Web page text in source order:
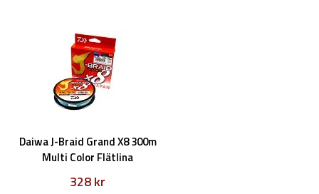
Daiwa J-Braid Grand X8 300m
Multi Color Flätlina
328 kr